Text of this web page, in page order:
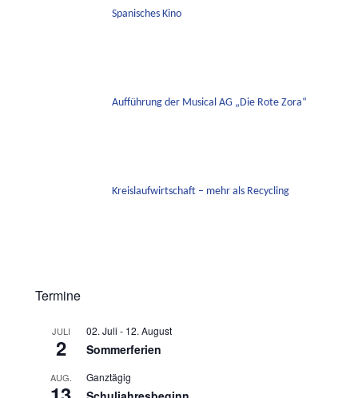
Spanisches Kino
Aufführung der Musical AG „Die Rote Zora“
Kreislaufwirtschaft – mehr als Recycling
Termine
JULI
2
02. Juli - 12. August
Sommerferien
AUG. Ganztägig